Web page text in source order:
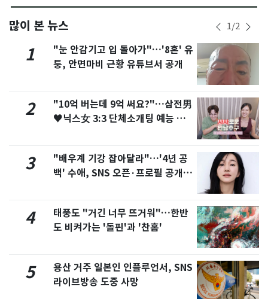
많이 본 뉴스 1/2
1
"눈 안감기고 입 돌아가"…'8혼' 유
퉁, 안면마비 근황 유튜브서 공개
2
"10억 버는데 9억 써요?"…삼전男
♥닉스女 3:3 단체소개팅 예능 화
3
"배우계 기강 잡아달라"…'4년 공
백' 수애, SNS 오픈·프로필 공개
4
태풍도 "거긴 너무 뜨거워"…한반
도 비켜가는 '돌핀'과 '찬홈'
5
용산 거주 일본인 인플루언서, SNS
라이브방송 도중 사망